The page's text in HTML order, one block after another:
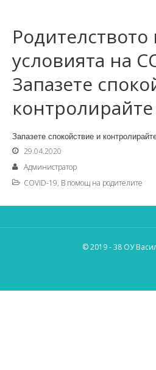
Родителството
условията на
Запазете
контролирайте
Запазете спокойствие и
29.04.2020
Администратор
COVID-19, В помощ на родителите
© 2019 - 38 ОУ